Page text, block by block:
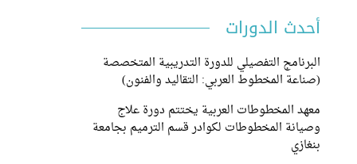
أحدث الدورات
البرنامج التفصيلي للدورة التدريبية المتخصصة
(صناعة المخطوط العربي: التقاليد والفنون)
معهد المخطوطات العربية يختتم دورة علاج
وصيانة المخطوطات لكوادر قسم الترميم بجامعة
بنغازي